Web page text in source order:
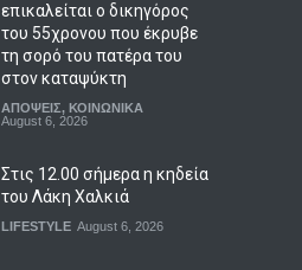
επικαλείται ο δικηγόρος
του 55χρονου που έκρυβε
τη σορό του πατέρα του
στον καταψύκτη
ΑΠΟΨΕΙΣ, ΚΟΙΝΩΝΙΚΑ
August 6, 2026
Στις 12.00 σήμερα η κηδεία
του Λάκη Χαλκιά
LIFESTYLE August 6, 2026